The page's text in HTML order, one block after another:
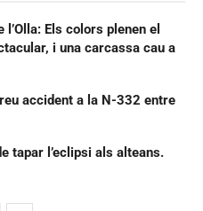
Els colors plenen el
i una carcassa cau a
accident a la N-332 entre
tapar l’eclipsi als alteans.